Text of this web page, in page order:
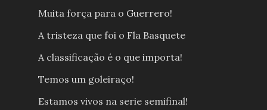
Muita força para o Guerrero!
A tristeza que foi o Fla Basquete
A classificação é o que importa!
Temos um goleiraço!
Estamos vivos na serie semifinal!